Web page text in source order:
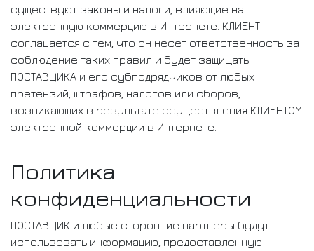
существуют законы и налоги, влияющие на
электронную коммерцию в Интернете. КЛИЕНТ
соглашается с тем, что он несет ответственность за
соблюдение таких правил и будет защищать
ПОСТАВЩИКА и его субподрядчиков от любых
претензий, штрафов, налогов или сборов,
возникающих в результате осуществления КЛИЕНТОМ
электронной коммерции в Интернете.
Политика
конфиденциальности
ПОСТАВЩИК и любые сторонние партнеры будут
использовать информацию, предоставленную